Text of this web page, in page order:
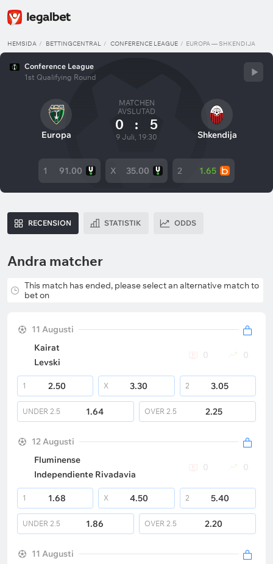
HEMSIDA BETTINGCENTRAL CONFERENCE LEAGUE EUROPA — SHKENDIJA
Conference League
1st Qualifying Round
Europa
MATCHEN
AVSLUTAD
0 : 5
9 Juli, 19:30 Shkendija
1 91.00 X 35.00 2 1.65
RECENSION STATISTIK ODDS
Andra matcher
This match has ended, please select an alternative match to
bet on
11 Augusti
Kairat
Levski
0 0
1 2.50 X 3.30 2 3.05
UNDER 2.5 1.64 OVER 2.5 2.25
12 Augusti
Fluminense
Independiente Rivadavia
0 0
1 1.68 X 4.50 2 5.40
UNDER 2.5 1.86 OVER 2.5 2.20
11 Augusti